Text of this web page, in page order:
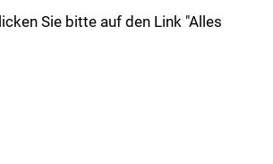
Sie bitte auf den Link "Alles